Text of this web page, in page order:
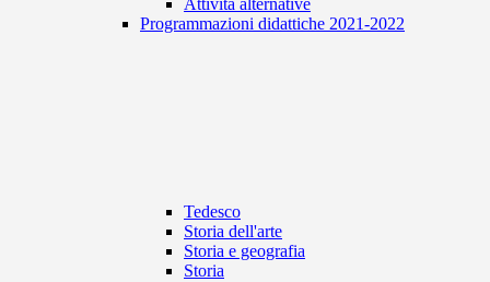
Attività alternative
Programmazioni didattiche 2021-2022
Tedesco
Storia dell'arte
Storia e geografia
Storia